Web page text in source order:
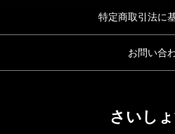
特定商取引法に
お問い合
さいし